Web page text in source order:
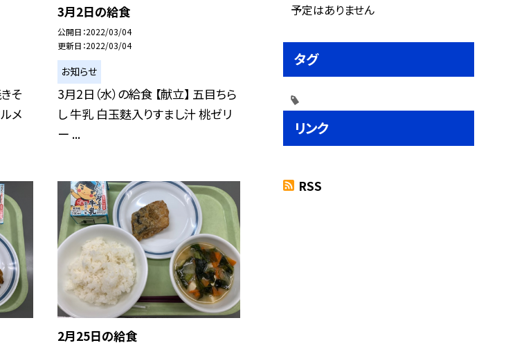
そ
メ
3月2日の給食
公開日 2022/03/04
更新日 2022/03/04
お知らせ
3月2日（水）の給食 【献立】 五目ちら
し 牛乳 白玉麩入りすまし汁 桃ゼリ
ー ...
2月25日の給食
予定はありません
タグ
リンク
RSS